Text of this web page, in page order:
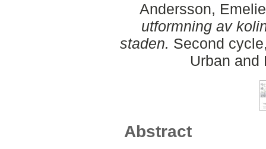
Andersson, Emelie
utformning av
staden. Second
Urban and
Abstract